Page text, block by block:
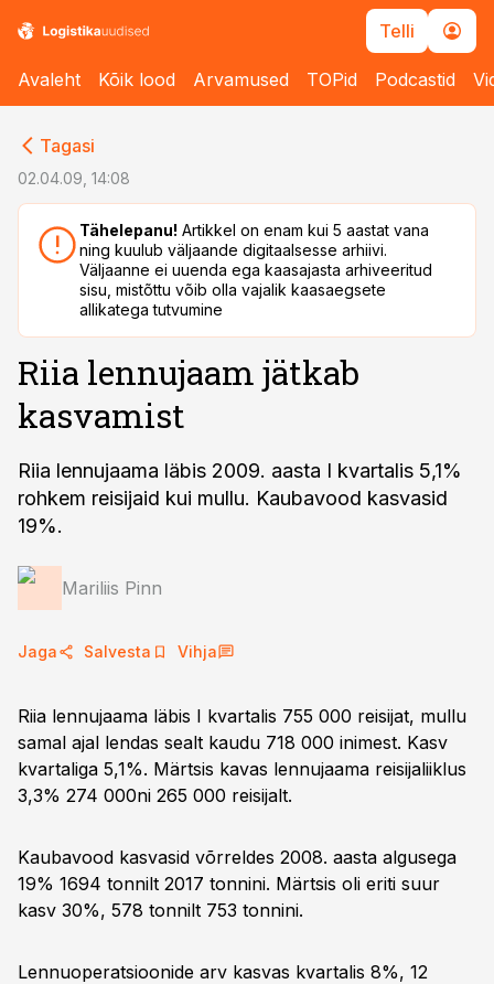
Telli
Avaleht Kõik lood Arvamused TOPid Podcastid
Tagasi
02.04.09, 14:08
Tähelepanu! Artikkel on enam kui 5 aastat vana
ning kuulub väljaande digitaalsesse arhiivi.
Väljaanne ei uuenda ega kaasajasta arhiveeritud
sisu, mistõttu võib olla vajalik kaasaegsete
allikatega tutvumine
Riia lennujaam jätkab
kasvamist
Riia lennujaama läbis 2009. aasta I kvartalis 5,1%
rohkem reisijaid kui mullu. Kaubavood kasvasid
19%.
Mariliis Pinn
Jaga Salvesta Vihja
Riia lennujaama läbis I kvartalis 755 000 reisijat, mullu
samal ajal lendas sealt kaudu 718 000 inimest. Kasv
kvartaliga 5,1%. Märtsis kavas lennujaama reisijaliiklus
3,3% 274 000ni 265 000 reisijalt.
Kaubavood kasvasid võrreldes 2008. aasta algusega
19% 1694 tonnilt 2017 tonnini. Märtsis oli eriti suur
kasv 30%, 578 tonnilt 753 tonnini.
Lennuoperatsioonide arv kasvas kvartalis 8%, 12